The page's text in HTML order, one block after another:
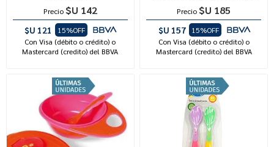
Precio $U 142
$U 121
15%OFF
Con Visa (débito o crédito) o
Mastercard (credito) del BBVA
Precio $U 185
$U 157
15%OFF
Con Visa (débito o crédito) o
Mastercard (credito) del BBVA